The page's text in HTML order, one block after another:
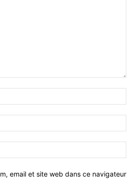
:*
:*
:
email et site web dans ce navigateur